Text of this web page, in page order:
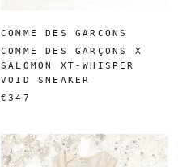
COMME DES GARCONS
COMME DES GARÇONS X
SALOMON XT-WHISPER
VOID SNEAKER
€347